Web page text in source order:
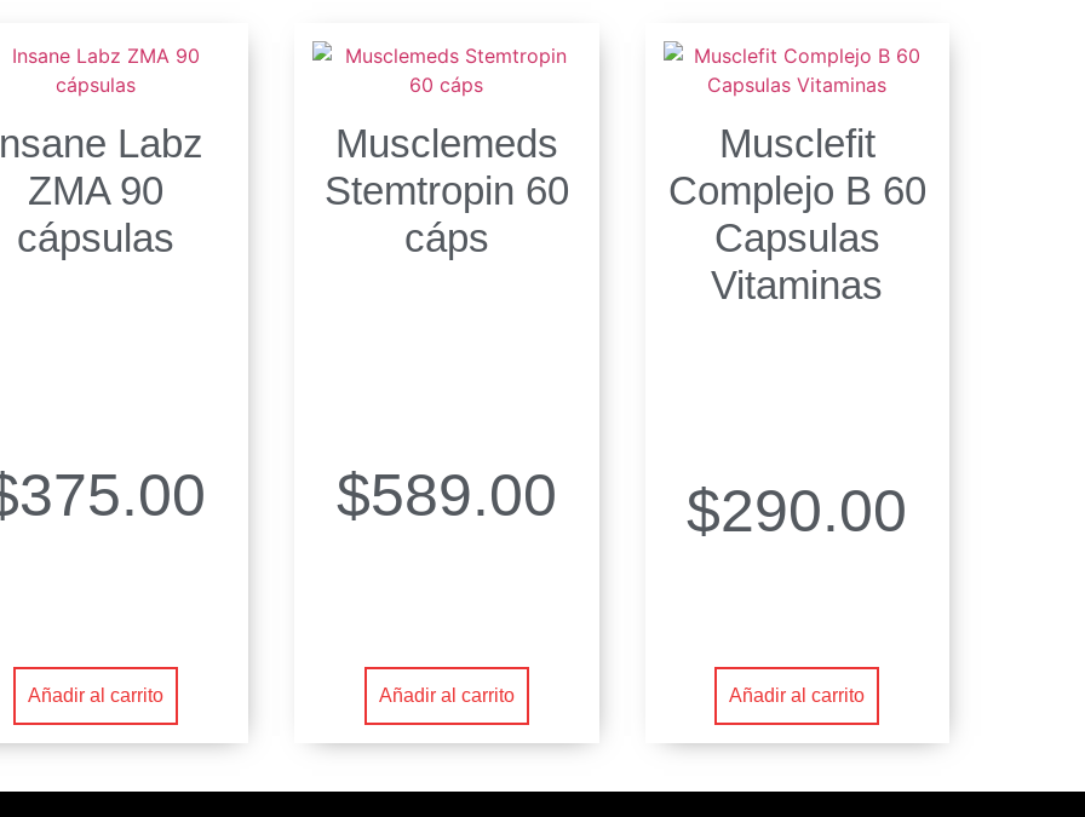
Labz
ZMA 90
cápsulas
375.00
Añadir al carrito
Musclemeds
Stemtropin 60
cáps
$589.00
Añadir al carrito
Musclefit
Complejo B 60
Capsulas
Vitaminas
$290.00
Añadir al carrito